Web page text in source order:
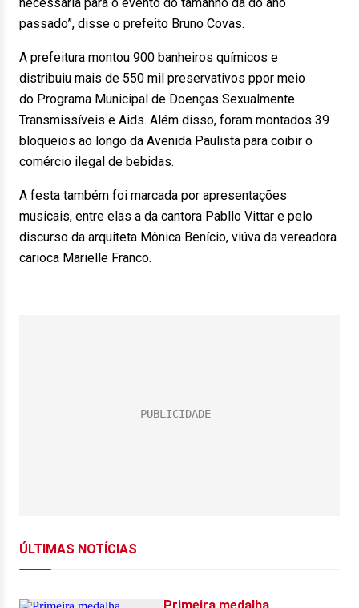
passado”, disse o prefeito Bruno Covas.
A prefeitura montou 900 banheiros químicos e
distribuiu mais de 550 mil preservativos ppor meio
do Programa Municipal de Doenças Sexualmente
Transmissíveis e Aids. Além disso, foram montados 39
bloqueios ao longo da Avenida Paulista para coibir o
comércio ilegal de bebidas.
A festa também foi marcada por apresentações
musicais, entre elas a da cantora Pabllo Vittar e pelo
discurso da arquiteta Mônica Benício, viúva da vereadora
carioca Marielle Franco.